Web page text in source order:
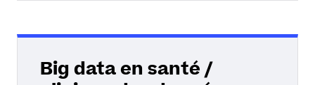
Big data en santé /